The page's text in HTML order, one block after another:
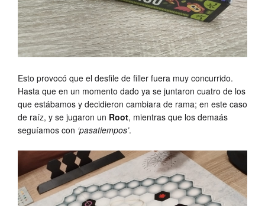
Esto provocó que el desfile de filler fuera muy concurrido.
Hasta que en un momento dado ya se juntaron cuatro de los
que estábamos y decidieron cambiara de rama; en este caso
de raíz, y se jugaron un Root, mientras que los demaás
seguíamos con ‘pasatiempos’.